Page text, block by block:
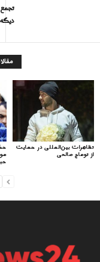
حبس ۲۰
تظاهرات بین‌المللی در حمایت
از توماج صالحی